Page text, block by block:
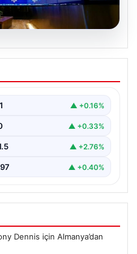
performansı
▲ +0.16%
▲ +0.33%
▲ +2.76%
▲ +0.40%
Dennis için Almanya’dan